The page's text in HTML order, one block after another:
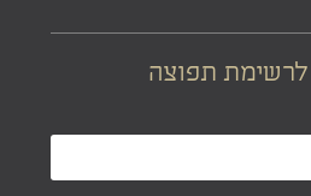
לרשימת תפוצה